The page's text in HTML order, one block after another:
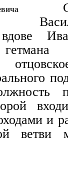
и
ветви